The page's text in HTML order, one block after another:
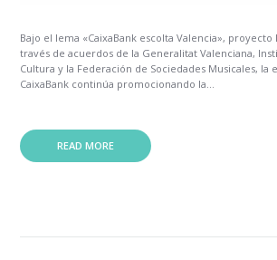
Bajo el lema «CaixaBank escolta Valencia», proyecto
través de acuerdos de la Generalitat Valenciana,
Cultura y la Federación de Sociedades Musicales, la
CaixaBank continúa promocionando la...
READ MORE